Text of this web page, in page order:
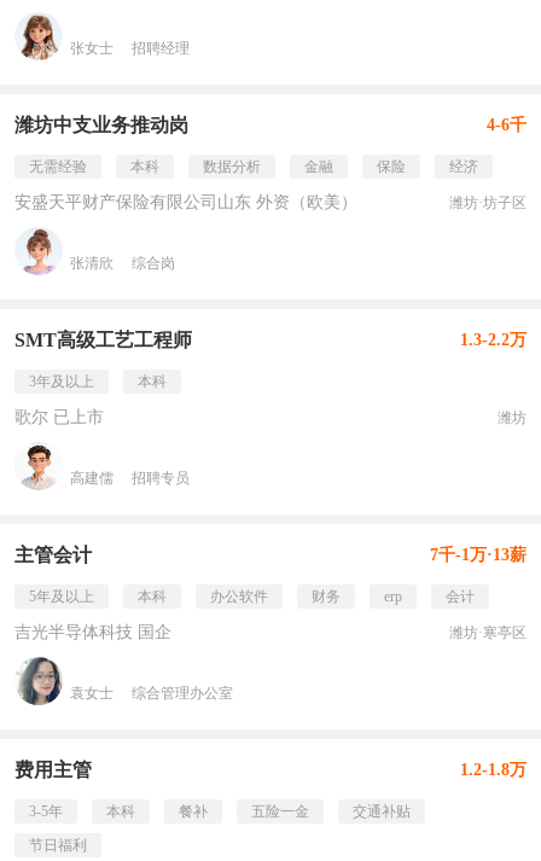
张女士 招聘经理
潍坊中支业务推动岗 4-6千
无需经验 本科 数据分析 金融 保险 经济
安盛天平财产保险有限公司山东 外资（欧美） 潍坊·坊子区
张清欣 综合岗
SMT高级工艺工程师 1.3-2.2万
3年及以上 本科
歌尔 已上市 潍坊
高建儒 招聘专员
主管会计 7千-1万·13薪
5年及以上 本科 办公软件 财务 erp 会计
吉光半导体科技 国企 潍坊·寒亭区
袁女士 综合管理办公室
费用主管 1.2-1.8万
3-5年 本科 餐补 五险一金
交通补贴
节日福利